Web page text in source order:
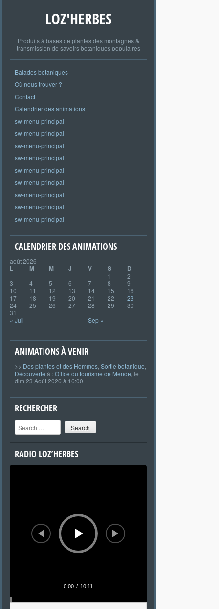
LOZ'HERBES
Produits à bases de plantes des montagnes &
transmission de savoirs botaniques populaires
Balades botaniques
Où nous trouver ?
Contact
Calendrier des animations
sw-menu-principal
sw-menu-principal
sw-menu-principal
sw-menu-principal
sw-menu-principal
sw-menu-principal
sw-menu-principal
sw-menu-principal
sw-menu-principal
CALENDRIER DES ANIMATIONS
août 2026
L M M J V S D
1
2
3
4 5 6 7 8
9
10
11 12 13 14 15
16
17
18 19 20 21 22
23
24
25 26 27 28 29
30
31
« Juil
Sep »
ANIMATIONS À VENIR
>> Des plantes et des Hommes Sortie botanique
Découverte à :Office du tourisme de Mende , le
dim 23 Août 2026 à 16:00
RECHERCHER
Search
RADIO LOZ’HERBES
Lecteur
0:00 / 10:11